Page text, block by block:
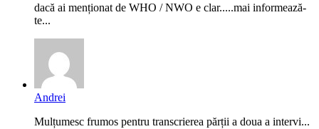
dacă ai menționat de WHO / NWO e clar.....mai informează-
te...
Andrei
Mulțumesc frumos pentru transcrierea părții a doua a intervi...